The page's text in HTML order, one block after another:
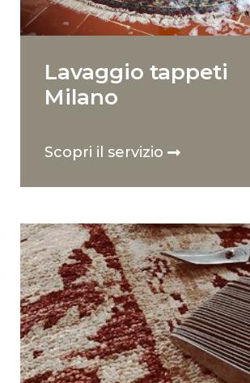
Lavaggio tappeti
Milano
Scopri il servizio